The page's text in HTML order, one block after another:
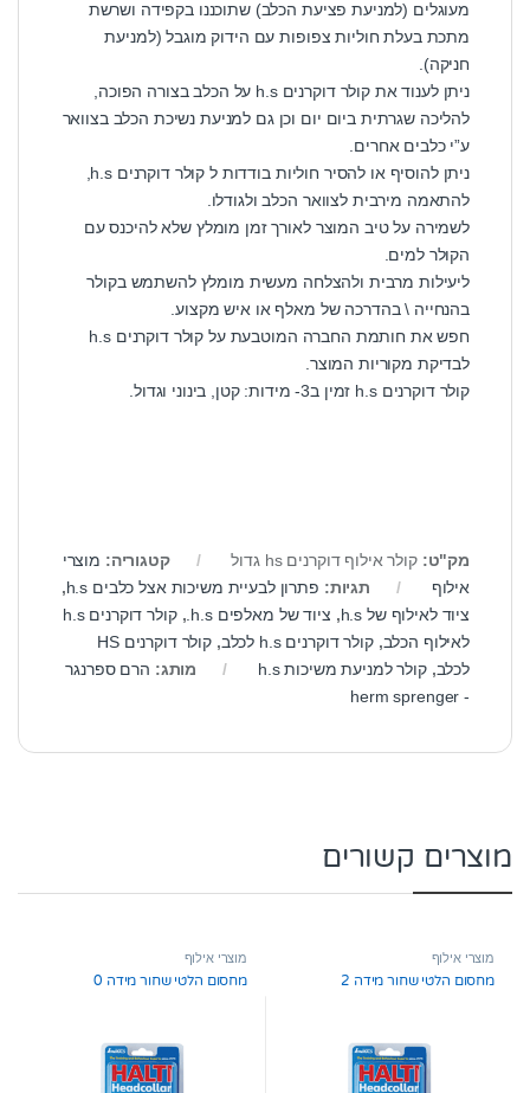
מעוגלים (למניעת פציעת הכלב) שתוכננו בקפידה ושרשת
מתכת בעלת חוליות צפופות עם הידוק מוגבל (למניעת
חניקה).
ניתן לענוד את קולר דוקרנים h.s על הכלב בצורה הפוכה,
להליכה שגרתית ביום יום וכן גם למניעת נשיכת הכלב בצוואר
ע”י כלבים אחרים.
ניתן להוסיף או להסיר חוליות בודדות ל קולר דוקרנים h.s,
להתאמה מירבית לצוואר הכלב ולגודלו.
לשמירה על טיב המוצר לאורך זמן מומלץ שלא להיכנס עם
הקולר למים.
ליעילות מרבית ולהצלחה מעשית מומלץ להשתמש בקולר
בהנחייה \ בהדרכה של מאלף או איש מקצוע.
חפש את חותמת החברה המוטבעת על קולר דוקרנים h.s
לבדיקת מקוריות המוצר.
קולר דוקרנים h.s זמין ב3- מידות: קטן, בינוני וגדול.
מק"ט:קולר אילוף דוקרנים hs גדול קטגוריה: מוצרי
אילוף
תגיות: פתרון לבעיית משיכות אצל כלבים h.s
,
ציוד לאילוף של h.s
, ציוד של מאלפים h.s. ,
קולר דוקרנים h.s
לאילוף הכלב,קולר דוקרנים h.s לכלב ,
קולר דוקרנים HS
לכלב,קולר למניעת משיכות h.s מותג: הרם ספרנגר
- herm sprenger
מוצרים קשורים
מוצרי אילוף
מחסום הלטי שחור מידה 2
מוצרי אילוף
מחסום הלטי שחור מידה 0